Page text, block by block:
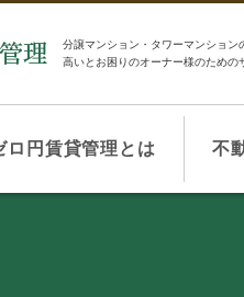
分譲マンション・タワーマンション
高いとお困りのオーナー様のための
ロ円賃貸管理とは 不